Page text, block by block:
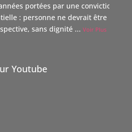
portées par une conviction
: personne ne devrait être laissé
sans dignité ... Voir Plus
Suisse
Youtube